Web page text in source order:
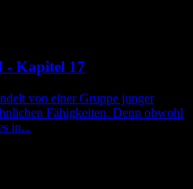
- Kapitel 17
von einer Gruppe junger
Fähigkeiten. Denn obwohl
in...